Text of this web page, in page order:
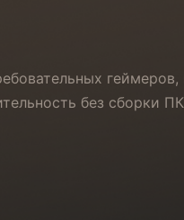
без сборки